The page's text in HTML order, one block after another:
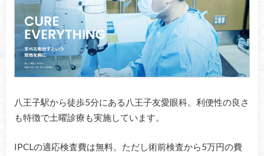
八王子駅から徒歩5分にある八王子友愛眼科。利便性の良さ
も特徴で土曜診療も実施しています。
IPCLの適応検査費は無料。ただし術前検査から5万円の費